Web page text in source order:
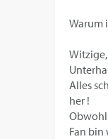
Warum
Alles
her !
Fan bin